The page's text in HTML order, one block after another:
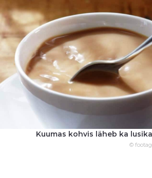
Kuumas kohvis läheb ka
©